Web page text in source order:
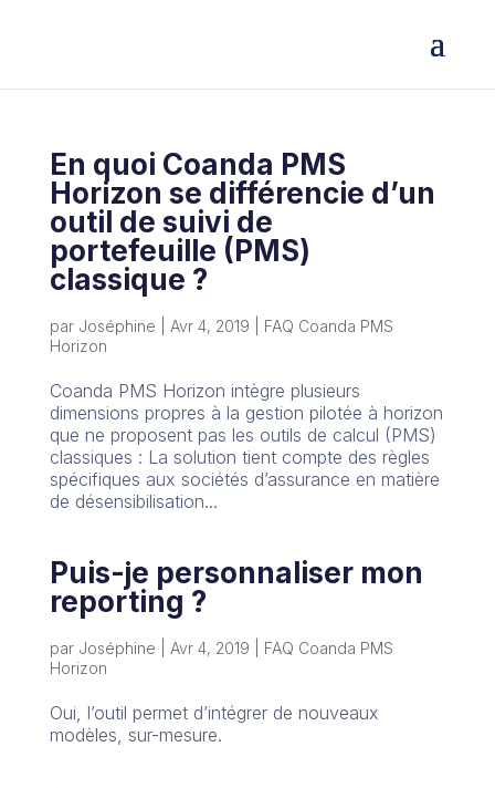
En quoi Coanda PMS
Horizon se différencie d’un
outil de suivi de
portefeuille (PMS)
classique ?
par Joséphine Avr 4, 2019
FAQ Coanda PMS
Horizon
Coanda PMS Horizon intègre plusieurs
dimensions propres à la gestion pilotée à horizon
que ne proposent pas les outils de calcul (PMS)
classiques : La solution tient compte des règles
spécifiques aux sociétés d’assurance en matière
de désensibilisation...
Puis-je personnaliser mon
reporting ?
par Joséphine Avr 4, 2019
FAQ Coanda PMS
Horizon
Oui, l’outil permet d’intégrer de nouveaux
modèles, sur-mesure.